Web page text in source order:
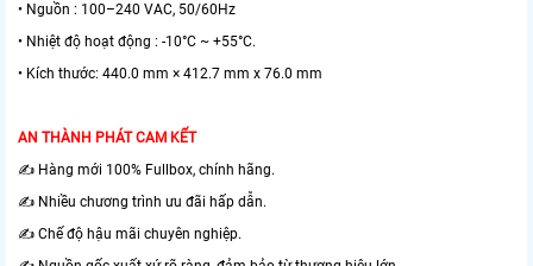
• Nguồn : 100–240 VAC, 50/60Hz
• Nhiệt độ hoạt động : -10°C ~ +55°C.
• Kích thước: 440.0 mm × 412.7 mm x 76.0 mm
AN THÀNH PHÁT CAM KẾT
✍️ Hàng mới 100% Fullbox, chính hãng.
✍️ Nhiều chương trình ưu đãi hấp dẫn.
✍️ Chế độ hậu mãi chuyên nghiệp.